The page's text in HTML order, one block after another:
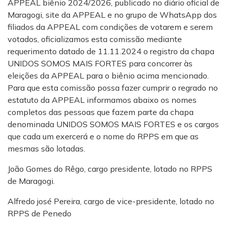
APPEAL biênio 2024/2026, publicado no diário oficial de
Maragogi, site da APPEAL e no grupo de WhatsApp dos
filiados da APPEAL com condições de votarem e serem
votados, oficializamos esta comissão mediante
requerimento datado de 11.11.2024 o registro da chapa
UNIDOS SOMOS MAIS FORTES para concorrer às
eleições da APPEAL para o biênio acima mencionado.
Para que esta comissão possa fazer cumprir o regrado no
estatuto da APPEAL informamos abaixo os nomes
completos das pessoas que fazem parte da chapa
denominada UNIDOS SOMOS MAIS FORTES e os cargos
que cada um exercerá e o nome do RPPS em que as
mesmas são lotadas.
João Gomes do Rêgo, cargo presidente, lotado no RPPS
de Maragogi.
Alfredo josé Pereira, cargo de vice-presidente, lotado no
RPPS de Penedo